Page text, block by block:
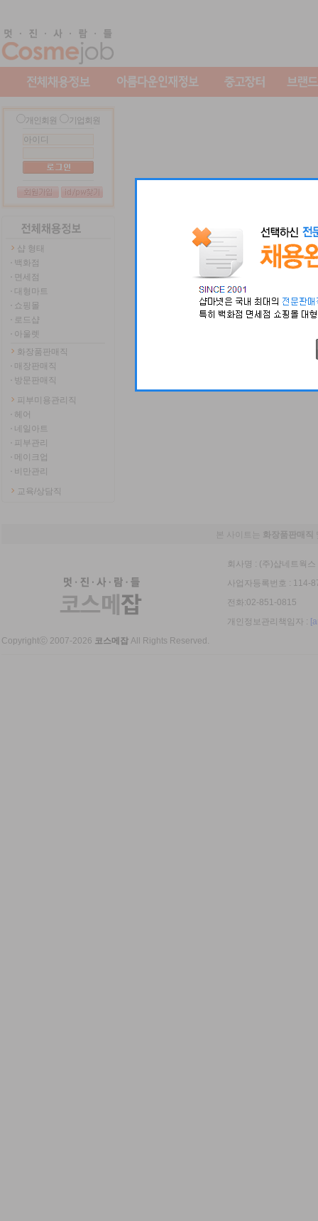
개인회원 기업회원
샵 형태
백화점
면세점
대형마트
쇼핑몰
로드샵
아울렛
화장품판매직
매장판매직
방문판매직
피부미용관리직
헤어
네일아트
피부관리
메이크업
비만관리
교육/상담직
본 사이트는 화장품판매직
회사명 : (주)샵네트웍
사업자등록번호 : 114-
전화:02-851-0815
개인정보관리책임자 :
Copyrightⓒ 2007-2026 코스메잡All Rights Reserved.